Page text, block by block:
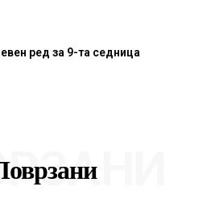
ред за 9-та седница